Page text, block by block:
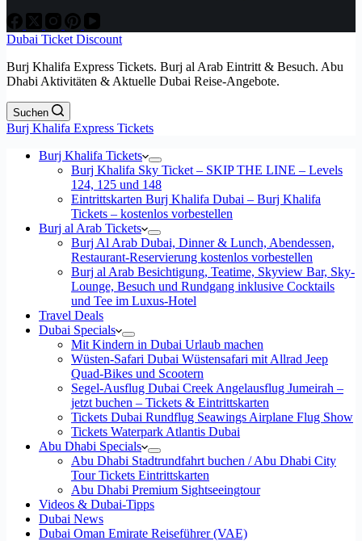
Dubai Ticket Discount
Burj Khalifa Express Tickets. Burj al Arab Eintritt & Besuch. Abu
Dhabi Aktivitäten & Aktuelle Dubai Reise-Angebote.
Suchen
Burj Khalifa Express Tickets
Burj Khalifa Tickets
Burj Khalifa Sky Ticket – SKIP THE LINE – Levels
124, 125 und 148
Eintrittskarten Burj Khalifa Dubai – Burj Khalifa
Tickets – kostenlos vorbestellen
Burj al Arab Tickets
Burj Al Arab Dubai, Dinner & Lunch, Abendessen,
Restaurant-Reservierung kostenlos vorbestellen
Burj al Arab Besichtigung, Teatime, Skyview Bar, Sky-
Lounge, Besuch und Rundgang inklusive Cocktails
und Tee im Luxus-Hotel
Travel Deals
Dubai Specials
Mit Kindern in Dubai Urlaub machen
Wüsten-Safari Dubai Wüstensafari mit Allrad Jeep
Quad-Bikes und Scootern
Segel-Ausflug Dubai Creek Angelausflug Jumeirah –
jetzt buchen – Tickets & Eintrittskarten
Tickets Dubai Rundflug Seawings Airplane Flug Show
Tickets Waterpark Atlantis Dubai
Abu Dhabi Specials
Abu Dhabi Stadtrundfahrt buchen / Abu Dhabi City
Tour Tickets Eintrittskarten
Abu Dhabi Premium Sightseeingtour
Videos & Dubai-Tipps
Dubai News
Dubai Oman Emirate Reiseführer (VAE)